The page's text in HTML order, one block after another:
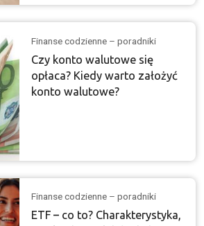
Finanse codzienne – poradniki
Czy konto walutowe się
opłaca? Kiedy warto założyć
konto walutowe?
Finanse codzienne – poradniki
ETF – co to? Charakterystyka,